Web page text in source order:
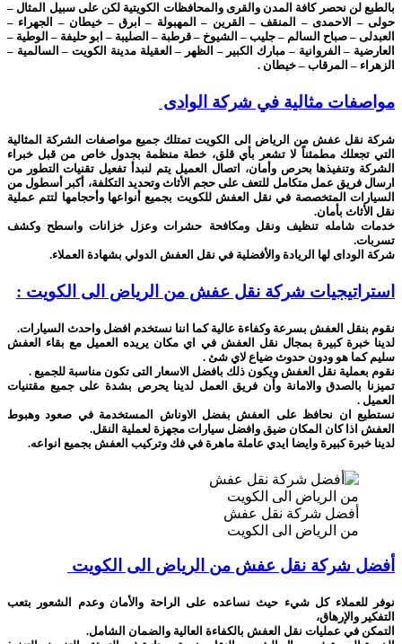
بالطبع لن نحصر كافة المدن والقرى والمحافظات الكويتية لكن على سبيل المثال –
حولى – الاحمدى – المنقف – القرين – المهبولة – ابرق – خيطان – الجهراء –
العبدلى – صباح السالم – جليب – الشيوخ – قرطبة – الصليبة – ابو حليفة – الوطية –
العارضية – الفروانية – مبارك الكبير – الظهر – العقيلة مدينة الكويت – السالمية –
الزهراء – المرقاب – خيطان .
مواصفات مثالية في شركة الوادى
شركة نقل عفش من الرياض الى الكويت تمتلك جميع مواصفات الشركة المثالية
التي تجعلك مطمئناً لا تشعر بأي قلق، خطة منظمة بجدول خاص من قبل خبراء
الشركة وتنفيذها بحرص وأمان، اتصال العميل يتم لنبدأ تفعيل تقنيات التطور من
ارسال فريق عمل متكامل للتعف على حجم الأثاث وتحديد التكلفة، أكبر أسطول من
السيارات المتخصصة في نقل العفش للكويت بجميع أنواعھا وأحجامھا لتتم عملية
نقل الأثاث بأمان.
خدمات شامله تنظيف ونقل ومكافحة حشرات وعزل خزانات واسطح وكشف
تسربات.
شركة الوداى لها الريادة والأفضلية في نقل العفش الدولي بشهادة العملاء.
استراتيجيات شركة نقل عفش من الرياض الى الكويت :
نقوم بنقل العفش بسرعة وكفاءة عالية كما اننا نستخدم افضل واحدث السيارات.
لدينا خبرة كبيرة بمجال نقل العفش في اي مكان يريده العميل مع بقاء العفش
سليم كما هو ودون حدوث ضياع لاي شئ .
نقوم بعملية نقل العفش ويكون ذلك بافضل الاسعار التى تكون مناسبة للجميع .
تميزنا بالصدق والامانة وأن فريق العمل لدينا يحرص بشدة على جميع مقتنيات
العميل .
نستطيع ان نحافظ على العفش بفضل الاوناش المستخدمة في صعود وهبوط
العفش اذا كان المكان ضيق وافضل سيارات مجهزة لعملية النقل.
لدينا خبرة كبيرة وايضا ايدي عاملة ماهرة في فك وتركيب العفش بجميع انواعه.
أفضل شركة نقل عفش
من الرياض الى الكويت
أفضل شركة نقل عفش من الرياض الى الكويت
نوفر للعملاء كل شيء حيث نساعده على الراحة والأمان وعدم الشعور بتعب
التفكير والإرهاق،
التمكن في عمليات نقل العفش بالكفاءة العالية والضمان الشامل.